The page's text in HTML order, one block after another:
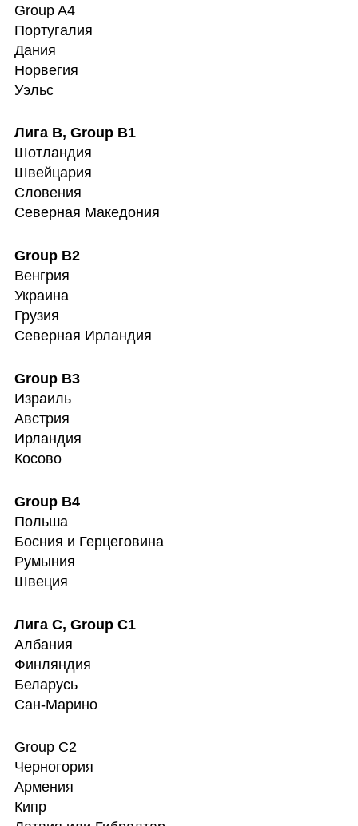
Group A4
Португалия
Дания
Норвегия
Уэльс
Лига B, Group B1
Шотландия
Швейцария
Словения
Северная Македония
Group B2
Венгрия
Украина
Грузия
Северная Ирландия
Group B3
Израиль
Австрия
Ирландия
Косово
Group B4
Польша
Босния и Герцеговина
Румыния
Швеция
Лига C, Group C1
Албания
Финляндия
Беларусь
Сан-Марино
Group C2
Черногория
Армения
Кипр